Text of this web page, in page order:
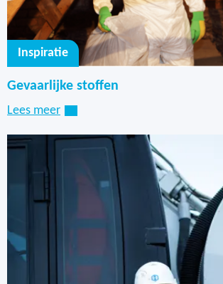
er een in-uitklap structuur?
Wanneer worden stap 2
en stap 3 (maatregelen) van het
vierstappenmodel NLA
Kan ik zelf
naar een eenvoudig rekenmodel?
Is er een handleiding van de
klik hier
Kunnen we ook emissiestoffen
registreren? Dit zijn stoffen die
vrijkomen tijdens het werk,
lasrook, kwartsstof, etc.
Inspiratie
Gevaarlijke stoffen
Lees meer